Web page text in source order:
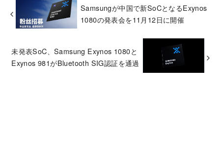
Samsungが中国で新SoCとなるExynos
1080の発表会を11月12日に開催
未発表SoC、Samsung Exynos 1080と
Exynos 981がBluetooth SIG認証を通過